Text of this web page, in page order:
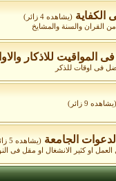
الكفاية (يشاهده 4 زائر)
من القران والسنة والمشايخ
فى المواقيت للاذكار
فى اوقات للذكر
(يشاهده 9 زائر)
الجامعة (يشاهده 5 زائر)
العمل او كثير الانشغال او مقل فى